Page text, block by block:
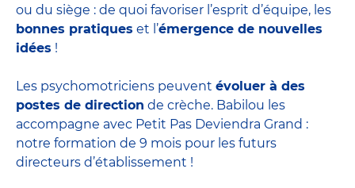
ou du siège : de quoi favoriser l’esprit d’équipe, les
bonnes pratiques et l’émergence de nouvelles
idées !
Les psychomotriciens peuvent évoluer à des
postes de direction de crèche. Babilou les
accompagne avec Petit Pas Deviendra Grand :
notre formation de 9 mois pour les futurs
directeurs d’établissement !